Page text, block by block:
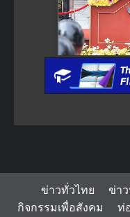
ข่าวทั่วไทย ข่า
กิจกรรมเพื่อสังคม
ท่